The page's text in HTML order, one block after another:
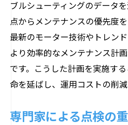
ブルシューティングのデータ
点からメンテナンスの優先度を
最新のモーター技術やトレンド
より効率的なメンテナンス計
です。こうした計画を実施す
命を延ばし、運用コストの削減
専門家による点検の